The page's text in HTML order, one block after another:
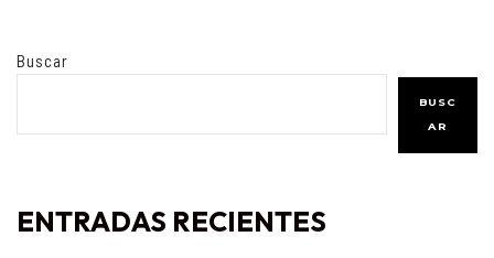
Buscar
BUSC
AR
ENTRADAS RECIENTES